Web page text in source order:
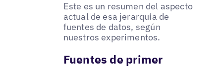
Este es un resumen del aspecto
actual de esa jerarquía de
fuentes de datos, según
nuestros experimentos.
Fuentes de primer